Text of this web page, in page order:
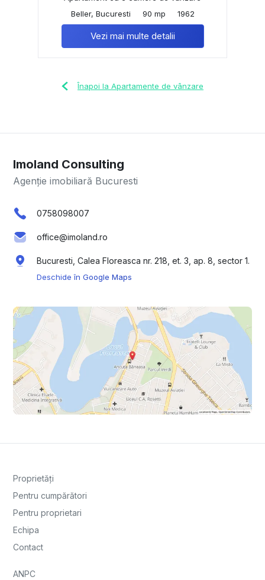
Beller, Bucuresti
90 mp 1962
Vezi mai multe detalii
Înapoi la Apartamente de vânzare
Imoland Consulting
Agenție imobiliară Bucuresti
0758098007
office@imoland.ro
Bucuresti, Calea Floreasca nr. 218, et. 3, ap. 8, sector 1.
Deschide în Google Maps
Proprietăți
Pentru cumpărători
Pentru proprietari
Echipa
Contact
ANPC